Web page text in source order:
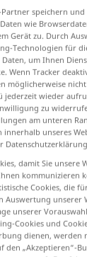
für
:
Übersetzung
Partner speichern
wie
Gerät zu. Durch
Technologien für
um Ihnen
Wenn Tracker
möglicherweise
jederzeit wieder
zu
am unteren
innerhalb unseres
damit Sie unsere
kommunizieren
Cookies, die
Auswertung unserer
unserer
Cookies und
dienen, werden
den „Akzeptieren“-